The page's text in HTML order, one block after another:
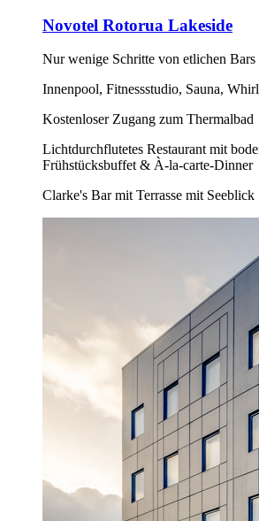
Novotel Rotorua Lakeside
Nur wenige Schritte von etlichen Bars
Innenpool, Fitnessstudio, Sauna,
Kostenloser Zugang zum Thermalbad
Lichtdurchflutetes Restaurant mit
Frühstücksbuffet & À-la-carte-Dinner
Clarke's Bar mit Terrasse mit Seeblick